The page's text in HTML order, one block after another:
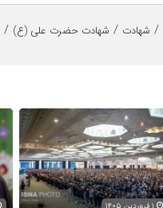
/ شهادت / شهادت حضرت علی (ع) /